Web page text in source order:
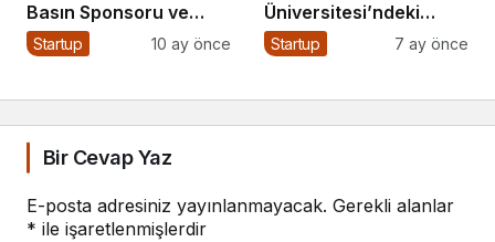
Basın Sponsoru ve
Medya Partneri Ne
Startup 10 ay önce
Üniversitesi’ndeki
Zirve ve Ödül Töreni
Startup 7 ay önce
Bir Cevap Yaz
E-posta adresiniz yayınlanmayacak. Gerekli alanlar
* ile işaretlenmişlerdir